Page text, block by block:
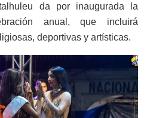
da por inaugurada la
anual, que incluirá
deportivas y artísticas.